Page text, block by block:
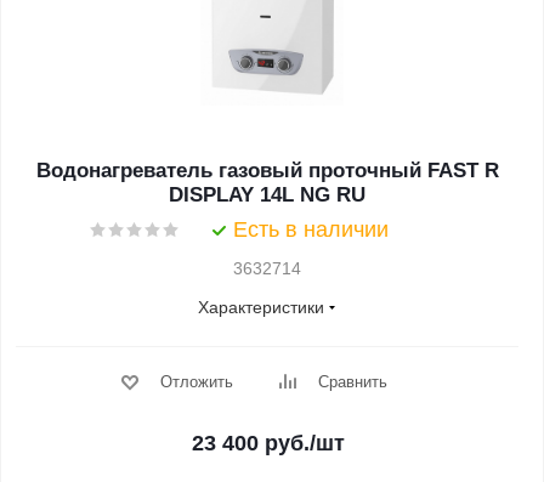
Водонагреватель газовый проточный FAST R
DISPLAY 14L NG RU
Есть в наличии
3632714
Характеристики
Отложить Сравнить
23 400руб./шт